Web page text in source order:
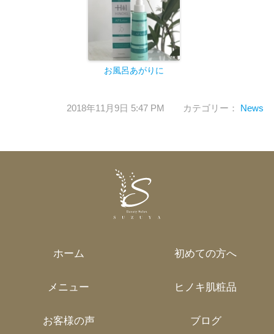
お風呂あがりに
2018年11月9日 5:47 PM カテゴリー： News
ホーム 初めての方へ
メニュー ヒノキ肌粧品
お客様の声 ブログ